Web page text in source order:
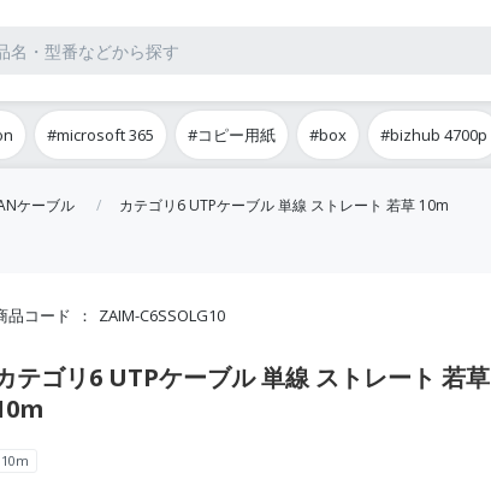
#microsoft 365 #コピー用紙 #box #bizhub 4700p
ケーブル カテゴリ6 UTPケーブル 単線 ストレート 若草 10m
品コード ZAIM-C6SSOLG10
テゴリ6 UTPケーブル 単線 ストレート 若草
10m